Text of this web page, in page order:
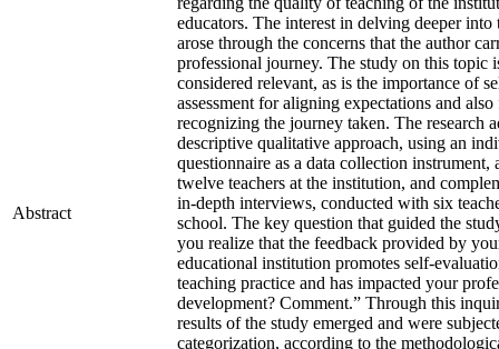
Abstract
educators. The interest in delving deeper into
arose through the concerns that the author
professional journey. The study on this topic
considered relevant, as is the importance of
assessment for aligning expectations and also
recognizing the journey taken. The research
descriptive qualitative approach, using an
questionnaire as a data collection instrument,
twelve teachers at the institution, and
in-depth interviews, conducted with six
school. The key question that guided the
you realize that the feedback provided by
educational institution promotes self-
teaching practice and has impacted your
development? Comment.” Through this
results of the study emerged and were
categorization, according to the